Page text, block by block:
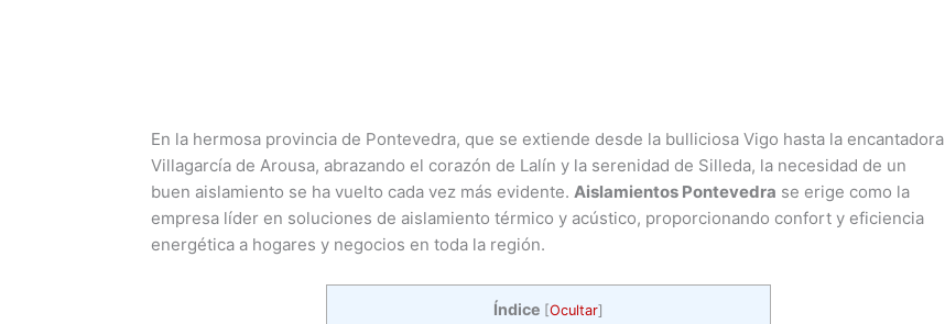
En la hermosa provincia de Pontevedra, que se extiende desde la bulliciosa Vigo hasta la encantadora
Villagarcía de Arousa, abrazando el corazón de Lalín y la serenidad de Silleda, la necesidad de un
buen aislamiento se ha vuelto cada vez más evidente. Aislamientos Pontevedra se erige como la
empresa líder en soluciones de aislamiento térmico y acústico, proporcionando confort y eficiencia
energética a hogares y negocios en toda la región.
Índice [Ocultar]